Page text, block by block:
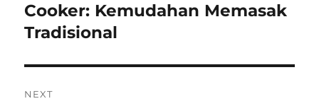
post:
Cooker: Kemudahan Memasak
Tradisional
NEXT